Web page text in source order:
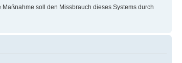
soll den Missbrauch dieses Systems durch